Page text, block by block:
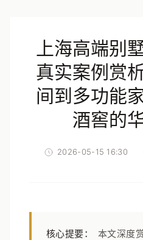
上海高端别
真实案例赏
间到多功能
酒窖的
2026-05-15 16:30
核心提要：
本文深度
房屋面积（㎡）
立即预约